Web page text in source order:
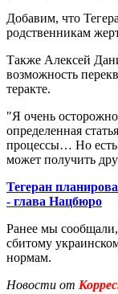
Добавим, что
родственникам
Также Алексей
возможность
теракте.
"Я очень осторожно
определенная
процессы… Но
может получить
Тегеран
- глава Нацбюро
Ранее мы
сбитому
нормам.
Новости от